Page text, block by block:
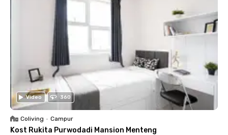
Video 360
Coliving • Campur
Kost Rukita Purwodadi Mansion Menteng